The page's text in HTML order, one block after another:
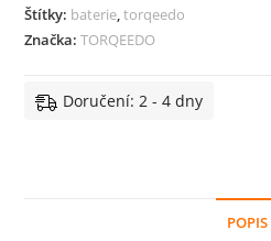
Štítky: baterie,torqeedo
Značka:TORQEEDO
Doručení: 2 - 4 dny
POPIS